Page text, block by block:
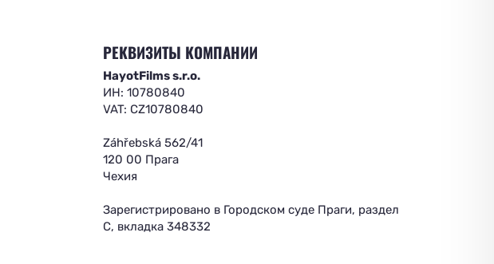
РЕКВИЗИТЫ КОМПАНИИ
HayotFilms s.r.o.
ИН: 10780840
VAT: CZ10780840
Záhřebská 562/41
120 00 Прага
Чехия
Зарегистрировано в Городском суде Праги, раздел
C, вкладка 348332